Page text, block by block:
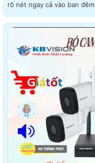
rõ nét ngay cả vào ban đêm